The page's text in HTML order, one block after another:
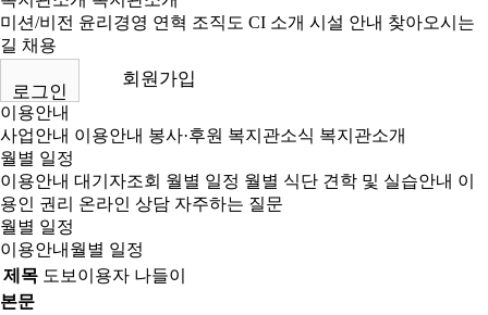
미션/비전 윤리경영 연혁 조직도 CI 소개 시설 안내 찾아오시는
길 채용
로그인
회원가입
이용안내
사업안내 이용안내 봉사·후원 복지관소식 복지관소개
월별 일정
이용안내 대기자조회 월별 일정 월별 식단 견학 및 실습안내 이
용인 권리 온라인 상담 자주하는 질문
월별 일정
이용안내 월별 일정
제목 도보이용자 나들이
본문